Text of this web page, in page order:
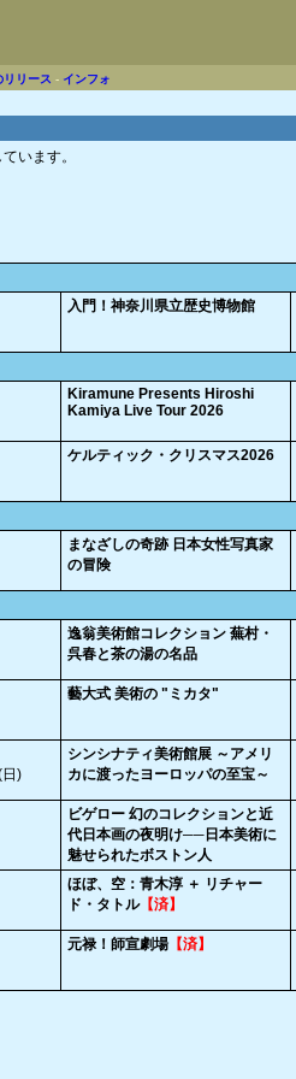
リリース - インフォ
います。
入門！神奈川県立歴史博物館
Kiramune Presents Hiroshi
Kamiya Live Tour 2026
ケルティック・クリスマス2026
まなざしの奇跡 日本女性写真家
の冒険
逸翁美術館コレクション 蕪村・
呉春と茶の湯の名品
藝大式 美術の "ミカタ"
)
シンシナティ美術館展 ～アメリ
カに渡ったヨーロッパの至宝～
ビゲロー 幻のコレクションと近
代日本画の夜明け──日本美術に
魅せられたボストン人
ほぼ、空：青木淳 ＋ リチャー
ド・タトル【済】
元禄！師宣劇場 【済】